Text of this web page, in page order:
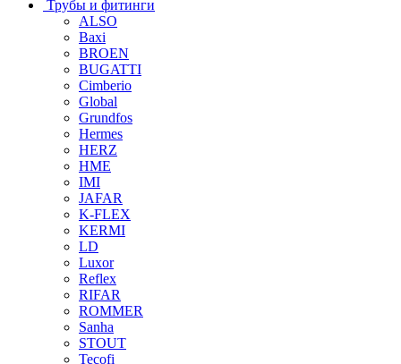
Трубы и фитинги
ALSO
Baxi
BROEN
BUGATTI
Cimberio
Global
Grundfos
Hermes
HERZ
HME
IMI
JAFAR
K-FLEX
KERMI
LD
Luxor
Reflex
RIFAR
ROMMER
Sanha
STOUT
Tecofi